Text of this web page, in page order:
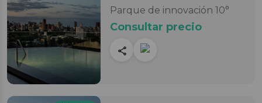
Parque de innovación 10°
Consultar precio